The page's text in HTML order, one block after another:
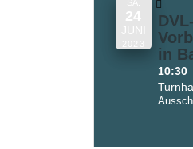
SA.
24
JUNI
2023
in
10:30